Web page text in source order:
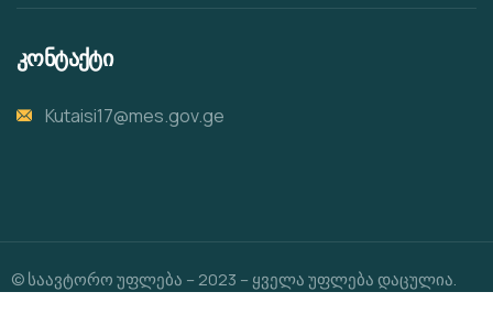
კონტაქტი
Kutaisi17@mes.gov.ge
© საავტორო უფლება – 2023 – ყველა უფლება დაცულია.